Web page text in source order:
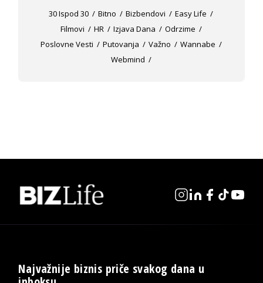
30 Ispod 30 Bitno Bizbendovi
Easy Life
Filmovi
HR Izjava Dana
Odrzime
Poslovne Vesti
Putovanja Važno
Wannabe
Webmind
Najvažnije biznis priče svakog dana u